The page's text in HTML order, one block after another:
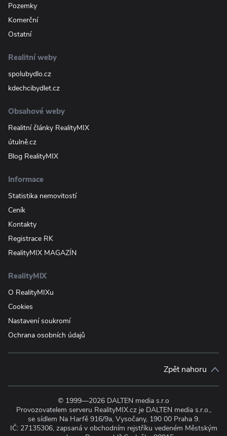
Pozemky
Komerční
Ostatní
Realitní weby
spolubydlo.cz
kdechcibydlet.cz
Obsahové weby
Realitní články RealityMIX
útulně.cz
Blog RealityMIX
Informace
Statistika nemovitostí
Ceník
Kontakty
Registrace RK
RealityMIX MAGAZÍN
RealityMIX
O RealityMIXu
Cookies
Nastavení soukromí
Ochrana osobních údajů
Zpět nahoru
© 1999—2026 DALTEN media s.r.o
Provozovatelem serveru RealityMIX.cz je DALTEN media s.r.o.,
se sídlem Na Harfě 916/9a, Vysočany, 190 00 Praha 9.
IČ: 27135306, zapsaná v obchodním rejstříku vedeném Městským